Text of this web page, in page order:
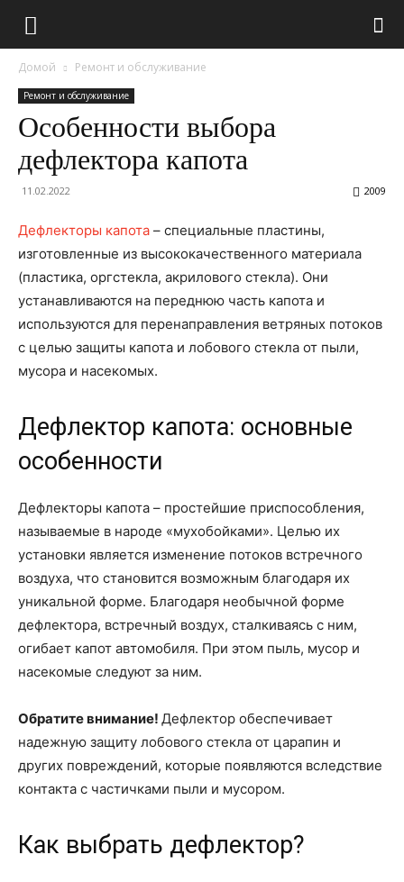
Домой Ремонт и обслуживание
Ремонт и обслуживание
Особенности выбора
дефлектора капота
11.02.2022 2009
Дефлекторы капота – специальные пластины,
изготовленные из высококачественного материала
(пластика, оргстекла, акрилового стекла). Они
устанавливаются на переднюю часть капота и
используются для перенаправления ветряных потоков
с целью защиты капота и лобового стекла от пыли,
мусора и насекомых.
Дефлектор капота: основные
особенности
Дефлекторы капота – простейшие приспособления,
называемые в народе «мухобойками». Целью их
установки является изменение потоков встречного
воздуха, что становится возможным благодаря их
уникальной форме. Благодаря необычной форме
дефлектора, встречный воздух, сталкиваясь с ним,
огибает капот автомобиля. При этом пыль, мусор и
насекомые следуют за ним.
Обратите внимание! Дефлектор обеспечивает
надежную защиту лобового стекла от царапин и
других повреждений, которые появляются вследствие
контакта с частичками пыли и мусором.
Как выбрать дефлектор?